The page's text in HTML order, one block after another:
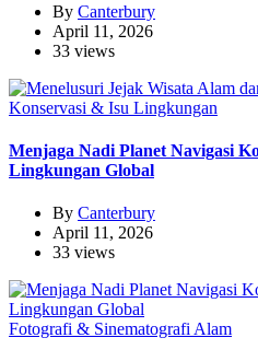
By Canterbury
April 11, 2026
33 views
Konservasi & Isu Lingkungan
Menjaga Nadi Planet Navigasi
Lingkungan Global
By Canterbury
April 11, 2026
33 views
Fotografi & Sinematografi Alam